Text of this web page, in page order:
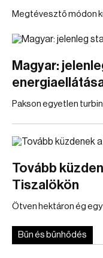
Megtévesztő módon
Magyar:
Pakson egyetlen
Tovább
Tiszalökön
Ötven hektáron ég
Bűn és bűnhődés